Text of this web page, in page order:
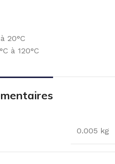
20°C
à 120°C
0.005 kg